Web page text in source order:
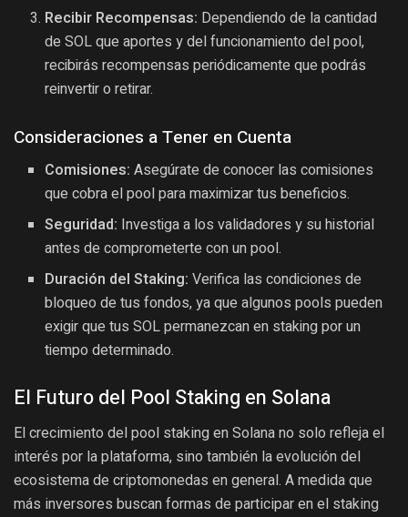
Recibir Recompensas: Dependiendo de la cantidad
de SOL que aportes y del funcionamiento del pool,
recibirás recompensas periódicamente que podrás
reinvertir o retirar.
Consideraciones a Tener en Cuenta
Comisiones: Asegúrate de conocer las comisiones
que cobra el pool para maximizar tus beneficios.
Seguridad: Investiga a los validadores y su historial
antes de comprometerte con un pool.
Duración del Staking: Verifica las condiciones de
bloqueo de tus fondos, ya que algunos pools pueden
exigir que tus SOL permanezcan en staking por un
tiempo determinado.
El Futuro del Pool Staking en Solana
El crecimiento del pool staking en Solana no solo refleja el
interés por la plataforma, sino también la evolución del
ecosistema de criptomonedas en general. A medida que
más inversores buscan formas de participar en el staking